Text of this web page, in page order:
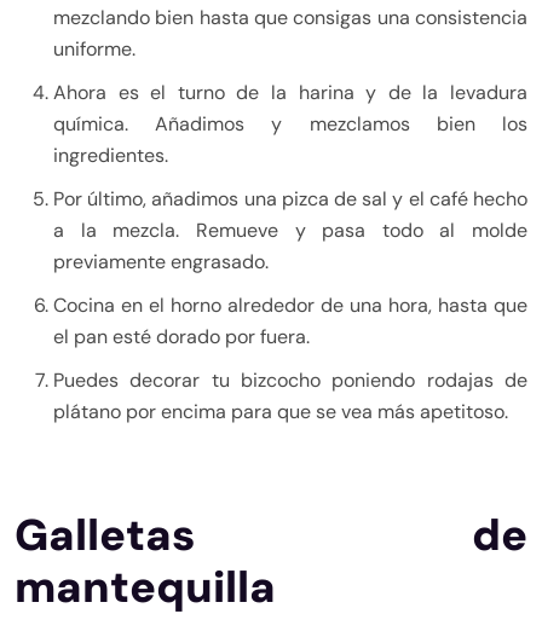
mezclando bien hasta que consigas una consistencia
uniforme.
Ahora es el turno de la harina y de la levadura
química. Añadimos y mezclamos bien los
ingredientes.
Por último, añadimos una pizca de sal y el café hecho
a la mezcla. Remueve y pasa todo al molde
previamente engrasado.
Cocina en el horno alrededor de una hora, hasta que
el pan esté dorado por fuera.
Puedes decorar tu bizcocho poniendo rodajas de
plátano por encima para que se vea más apetitoso.
Galletas de
mantequilla